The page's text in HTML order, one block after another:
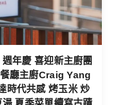
年慶 喜迎新主廚團
廳主廚Craig Yang
時代共感 烤玉米 炒